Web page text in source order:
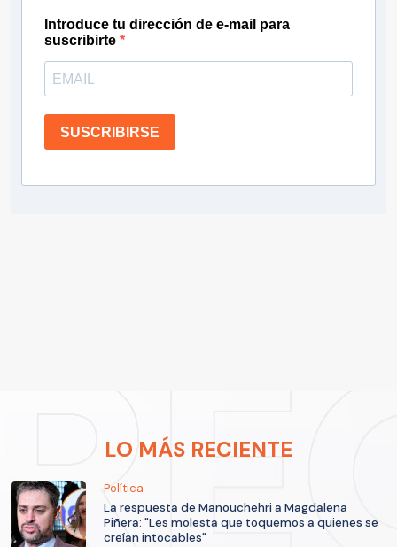
Introduce tu dirección de e-mail para
suscribirte
SUSCRIBIRSE
LO MÁS RECIENTE
Política
La respuesta de Manouchehri a Magdalena
Piñera: "Les molesta que toquemos a quienes se
creían intocables"